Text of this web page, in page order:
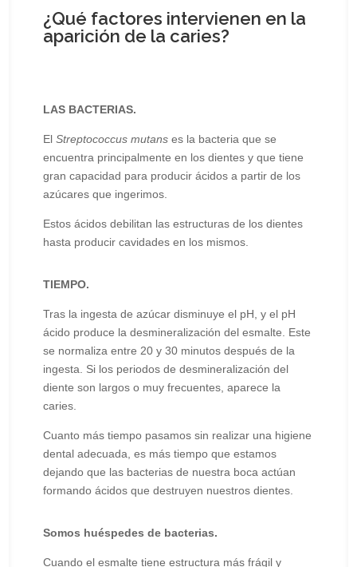
¿Qué factores intervienen en la
aparición de la caries?
LAS BACTERIAS.
El Streptococcus mutans es la bacteria que se
encuentra principalmente en los dientes y que tiene
gran capacidad para producir ácidos a partir de los
azúcares que ingerimos.
Estos ácidos debilitan las estructuras de los dientes
hasta producir cavidades en los mismos.
TIEMPO.
Tras la ingesta de azúcar disminuye el pH, y el pH
ácido produce la desmineralización del esmalte. Este
se normaliza entre 20 y 30 minutos después de la
ingesta. Si los periodos de desmineralización del
diente son largos o muy frecuentes, aparece la
caries.
Cuanto más tiempo pasamos sin realizar una higiene
dental adecuada, es más tiempo que estamos
dejando que las bacterias de nuestra boca actúan
formando ácidos que destruyen nuestros dientes.
Somos huéspedes de bacterias.
Cuando el esmalte tiene estructura más frágil y